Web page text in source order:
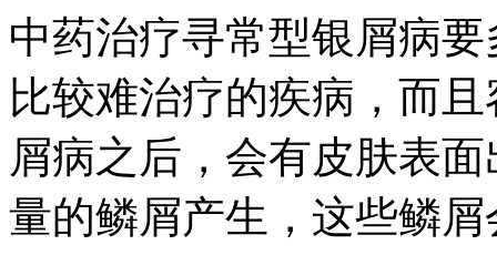
中药治疗寻常型银屑病
比较难治疗的疾病，而
屑病之后，会有皮肤表
量的鳞屑产生，这些鳞